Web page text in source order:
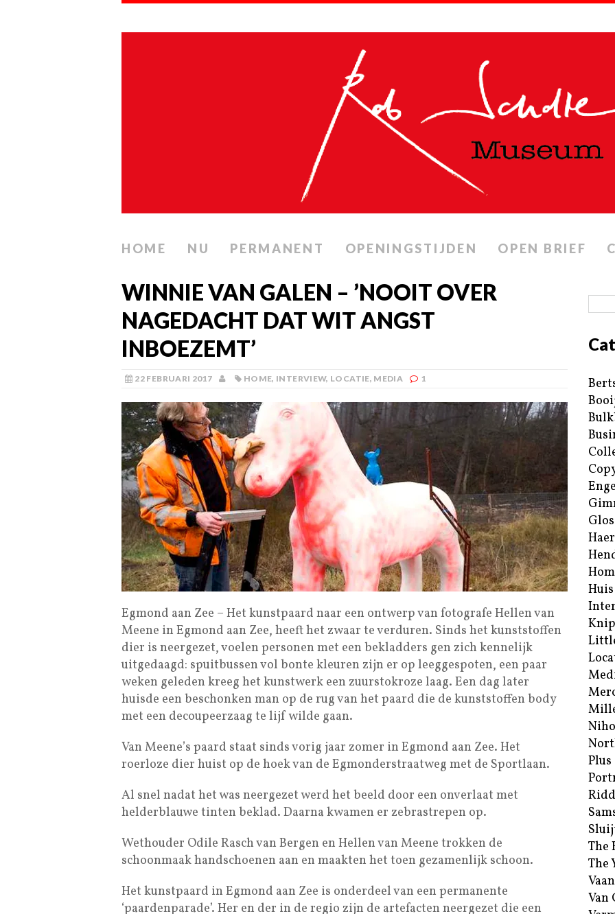
HOME NU PERMANENT OPENINGSTIJDEN OPEN BRIEF
WINNIE VAN GALEN – ’NOOIT OVER
NAGEDACHT DAT WIT ANGST
INBOEZEMT’
22 FEBRUARI 2017 HOME, INTERVIEW, LOCATIE, MEDIA 1
Egmond aan Zee – Het kunstpaard naar een ontwerp van fotografe Hellen van
Meene in Egmond aan Zee, heeft het zwaar te verduren. Sinds het kunststoffen
dier is neergezet, voelen personen met een bekladders gen zich kennelijk
uitgedaagd: spuitbussen vol bonte kleuren zijn er op leeggespoten, een paar
weken geleden kreeg het kunstwerk een zuurstokroze laag. Een dag later
huisde een beschonken man op de rug van het paard die de kunststoffen body
met een decoupeerzaag te lijf wilde gaan.
Van Meene’s paard staat sinds vorig jaar zomer in Egmond aan Zee. Het
roerloze dier huist op de hoek van de Egmonderstraatweg met de Sportlaan.
Al snel nadat het was neergezet werd het beeld door een onverlaat met
helderblauwe tinten beklad. Daarna kwamen er zebrastrepen op.
Wethouder Odile Rasch van Bergen en Hellen van Meene trokken de
schoonmaak handschoenen aan en maakten het toen gezamenlijk schoon.
Het kunstpaard in Egmond aan Zee is onderdeel van een permanente
‘paardenparade’. Her en der in de regio zijn de artefacten neergezet die een
Plus
The
The
Van